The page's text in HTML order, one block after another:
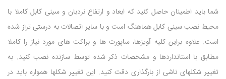
شما باید اطمینان حاصل کنید که ابعاد و ارتفاع نردبان و سینی کابل کاملا با
محیط نصب سینی کابل هماهنگ است و با سایر اتصالات به درستی تراز شده
است. علاوه براین کلیه آویزها، ساپورت ها و براکت های مورد نیاز را کاملا
مطابق با استانداردها و مشخصات ذکر شده توسط سازنده نصب کنید. به
تغییر شکلهای ناشی از بارگذاری دقت کنید. این تغییر شکلها همواره باید در